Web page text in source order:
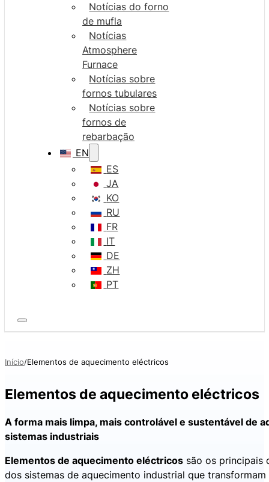
Notícias do forno
de mufla
Notícias
Atmosphere
Furnace
Notícias sobre
fornos tubulares
Notícias sobre
fornos de
rebarbação
EN
ES
JA
KO
RU
FR
IT
DE
ZH
PT
Início Elementos de aquecimento eléctricos
Elementos de aquecimento eléctricos
A forma mais limpa, mais controlável e sustentável de
sistemas industriais
Elementos de aquecimento eléctricos são os principais
dos sistemas de aquecimento industrial que